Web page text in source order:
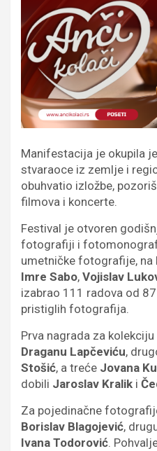
Manifestacija je okupila
stvaraoce iz zemlje i
obuhvatio izložbe,
filmova i koncerte.
Festival je otvoren
fotografiji i
umetničke fotografije, na
Imre Sabo, Vojislav
izabrao 111 radova od
pristiglih fotografija.
Prva nagrada za
Draganu Lapčeviću,
Stošić, a treće Jovana
dobili Jaroslav Kralik i
Za pojedinačne
Borislav Blagojević,
Ivana Todorović.